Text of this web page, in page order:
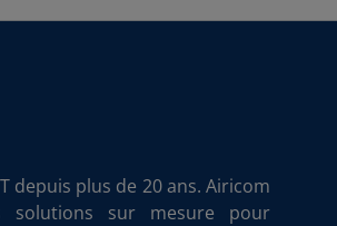
depuis plus de 20 ans. Airicom
solutions sur mesure pour